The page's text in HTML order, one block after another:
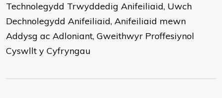
Technolegydd Trwyddedig Anifeiliaid, Uwch
Dechnolegydd Anifeiliaid, Anifeiliaid mewn
Addysg ac Adloniant, Gweithwyr Proffesiynol
Cyswllt y Cyfryngau